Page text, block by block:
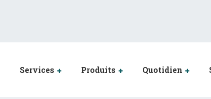
Services Produits Quotidien